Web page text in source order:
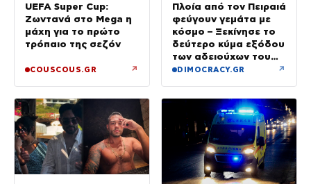
UEFA Super Cup:
Ζωντανά στο Mega η
μάχη για το πρώτο
τρόπαιο της σεζόν
COUSCOUS.GR ↗
Πλοία από τον Πειραιά
φεύγουν γεμάτα με
κόσμο – Ξεκίνησε το
δεύτερο κύμα εξόδου
των αδειούχων του
Αυγούστου
DIMOCRACY.GR ↗